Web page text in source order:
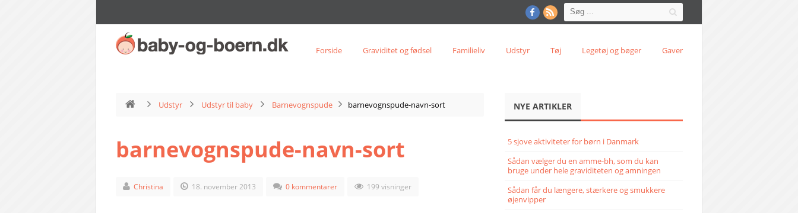
Forside Graviditet og fødsel Familieliv Udstyr Tøj Legetøj og bøger Gaver
Udstyr Udstyr til baby Barnevognspude barnevognspude-navn-sort
barnevognspude-navn-sort
Christina 18. november 2013 0 kommentarer 199 visninger
NYE ARTIKLER
5 sjove aktiviteter for børn i Danmark
Sådan vælger du en amme-bh, som du kan
bruge under hele graviditeten og amningen
Sådan får du længere, stærkere og smukkere
øjenvipper